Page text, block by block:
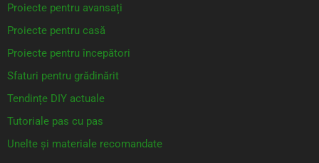
Proiecte pentru avansați
Proiecte pentru casă
Proiecte pentru începători
Sfaturi pentru grădinărit
Tendințe DIY actuale
Tutoriale pas cu pas
Unelte și materiale recomandate